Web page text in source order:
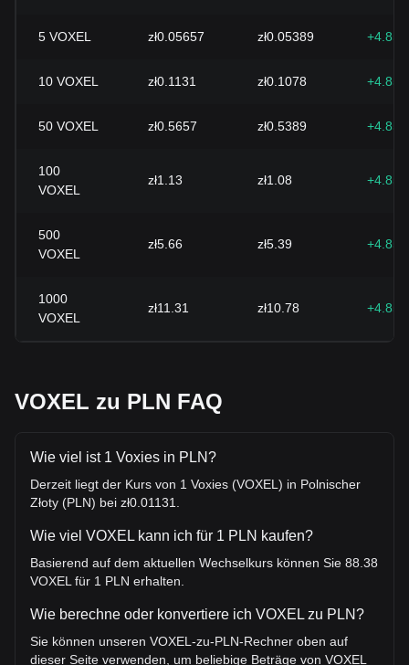
5 VOXEL zł0.05657 zł0.05389
10 VOXEL zł0.1131 zł0.1078
50 VOXEL zł0.5657 zł0.5389
100
VOXEL
zł1.13 zł1.08
500
VOXEL
zł5.66 zł5.39
1000
VOXEL
zł11.31 zł10.78
VOXEL zu PLN FAQ
Wie viel ist 1 Voxies in PLN?
Derzeit liegt der Kurs von 1 Voxies (VOXEL) in Polnischer
Złoty (PLN) bei zł0.01131.
Wie viel VOXEL kann ich für 1 PLN kaufen?
Basierend auf dem aktuellen Wechselkurs können Sie 88.38
VOXEL für 1 PLN erhalten.
Wie berechne oder konvertiere ich VOXEL zu PLN?
Sie können unseren VOXEL-zu-PLN-Rechner oben auf
dieser Seite verwenden, um beliebige Beträge von VOXEL